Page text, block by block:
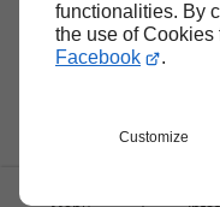
functionalities. By
the use of Cookies
Facebook
.
Customize